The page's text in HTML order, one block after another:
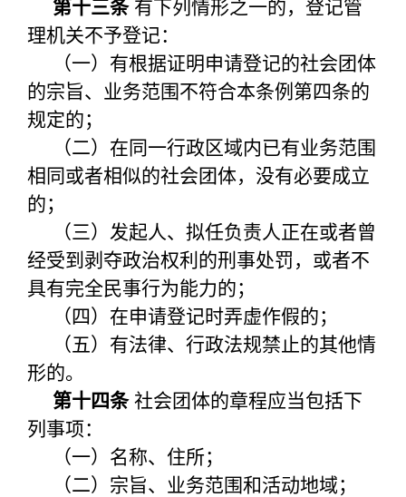
第十三条有下列情形之一的，登记管
理机关不予登记：
（一）有根据证明申请登记的社会团体
的宗旨、业务范围不符合本条例第四条的
规定的；
（二）在同一行政区域内已有业务范围
相同或者相似的社会团体，没有必要成立
的；
（三）发起人、拟任负责人正在或者曾
经受到剥夺政治权利的刑事处罚，或者不
具有完全民事行为能力的；
（四）在申请登记时弄虚作假的；
（五）有法律、行政法规禁止的其他情
形的。
第十四条社会团体的章程应当包括下
列事项：
（一）名称、住所；
（二）宗旨、业务范围和活动地域；